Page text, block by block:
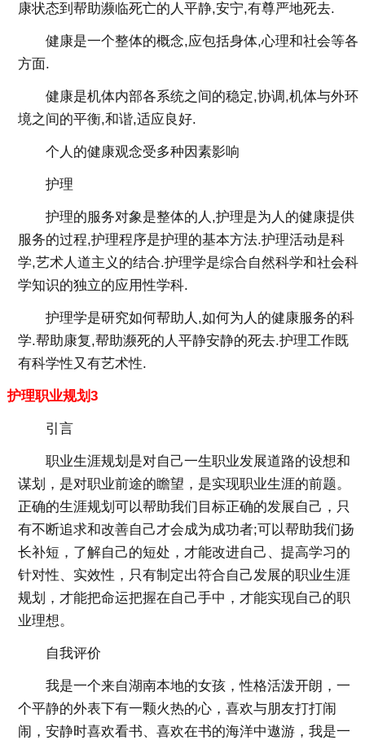
康状态到帮助濒临死亡的人平静,安宁,有尊严地死去.
健康是一个整体的概念,应包括身体,心理和社会等各
方面.
健康是机体内部各系统之间的稳定,协调,机体与外环
境之间的平衡,和谐,适应良好.
个人的健康观念受多种因素影响
护理
护理的服务对象是整体的人,护理是为人的健康提供
服务的过程,护理程序是护理的基本方法.护理活动是科
学,艺术人道主义的结合.护理学是综合自然科学和社会科
学知识的独立的应用性学科.
护理学是研究如何帮助人,如何为人的健康服务的科
学.帮助康复,帮助濒死的人平静安静的死去.护理工作既
有科学性又有艺术性.
护理职业规划3
引言
职业生涯规划是对自己一生职业发展道路的设想和
谋划，是对职业前途的瞻望，是实现职业生涯的前题。
正确的生涯规划可以帮助我们目标正确的发展自己，只
有不断追求和改善自己才会成为成功者;可以帮助我们扬
长补短，了解自己的短处，才能改进自己、提高学习的
针对性、实效性，只有制定出符合自己发展的职业生涯
规划，才能把命运把握在自己手中，才能实现自己的职
业理想。
自我评价
我是一个来自湖南本地的女孩，性格活泼开朗，一
个平静的外表下有一颗火热的心，喜欢与朋友打打闹
闹，安静时喜欢看书、喜欢在书的海洋中遨游，我是一